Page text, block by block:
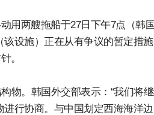
用两艘拖船于27日下午7点（韩
设施）正在从有争议的暂定措
。
物。韩国外交部表示：“我们将
进行协商。与中国划定西海海洋